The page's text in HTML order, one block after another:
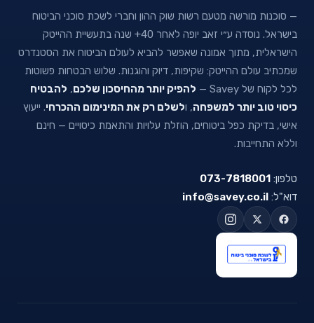
— סוכנות מורשה מטעם רשות שוק ההון וחברי לשכת סוכני הביטוח
בישראל. נוסדה ע״י זאב יופה לאחר 40+ שנה בתעשיית ההייטק
הישראלית, מתוך אמונה שאפשר להביא לעולם הביטוח את הסטנדרט
שמכתיב עולם ההייטק: שקיפות, דיוק והוגנות. שלוש הבטחות פשוטות
לכל לקוח של Savey —
להפיק יותר מהחיסכון שלכם, להבטיח
כיסוי טוב יותר למשפחה, ולשלם רק את המינימום ההכרחי. ייעוץ
אישי, בדיקת כפל ביטוחים, הוזלת עלויות והתאמת כיסויים — חינם
וללא התחייבות.
טלפון: 073-7818001
דוא"ל: info@savey.co.il